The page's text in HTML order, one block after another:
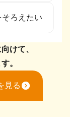
ろえたい
けて、
。
見る